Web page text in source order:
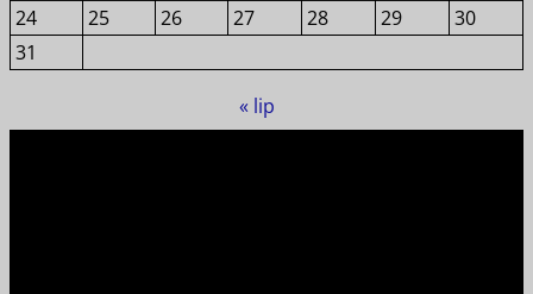
24
25 26 27 28 29
30
31
« lip